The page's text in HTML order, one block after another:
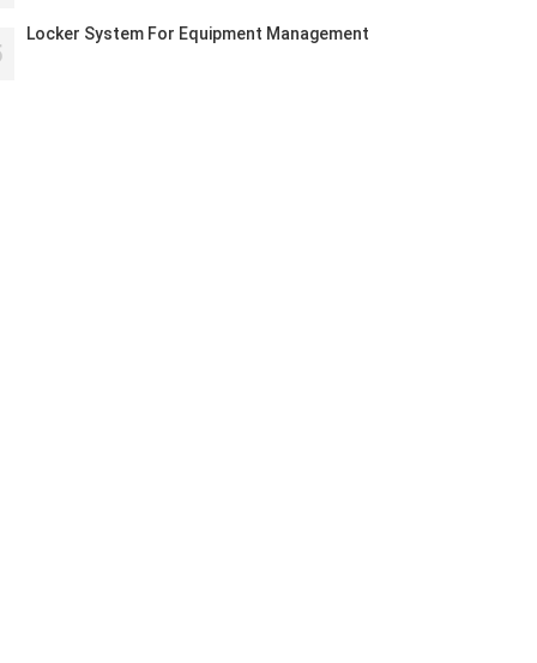
Locker System For Equipment Management